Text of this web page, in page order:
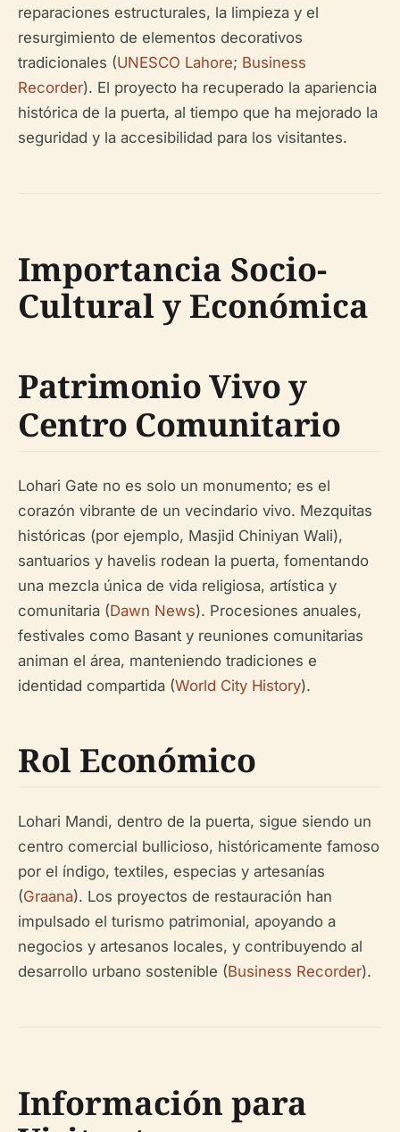
reparaciones estructurales, la limpieza y el
resurgimiento de elementos decorativos
tradicionales (UNESCO Lahore; Business
Recorder). El proyecto ha recuperado la apariencia
histórica de la puerta, al tiempo que ha mejorado la
seguridad y la accesibilidad para los visitantes.
Importancia Socio-
Cultural y Económica
Patrimonio Vivo y
Centro Comunitario
Lohari Gate no es solo un monumento; es el
corazón vibrante de un vecindario vivo. Mezquitas
históricas (por ejemplo, Masjid Chiniyan Wali),
santuarios y havelis rodean la puerta, fomentando
una mezcla única de vida religiosa, artística y
comunitaria (Dawn News). Procesiones anuales,
festivales como Basant y reuniones comunitarias
animan el área, manteniendo tradiciones e
identidad compartida (World City History).
Rol Económico
Lohari Mandi, dentro de la puerta, sigue siendo un
centro comercial bullicioso, históricamente famoso
por el índigo, textiles, especias y artesanías
(Graana). Los proyectos de restauración han
impulsado el turismo patrimonial, apoyando a
negocios y artesanos locales, y contribuyendo al
desarrollo urbano sostenible (Business Recorder).
Información para